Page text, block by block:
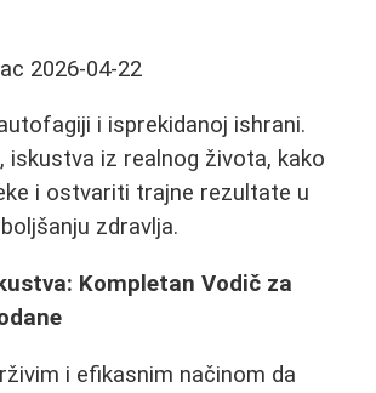
2026-04-22
i isprekidanoj ishrani.
iskustva iz realnog života, kako
i ostvariti trajne rezultate u
zdravlja.
Kompletan Vodič za
i efikasnim načinom da